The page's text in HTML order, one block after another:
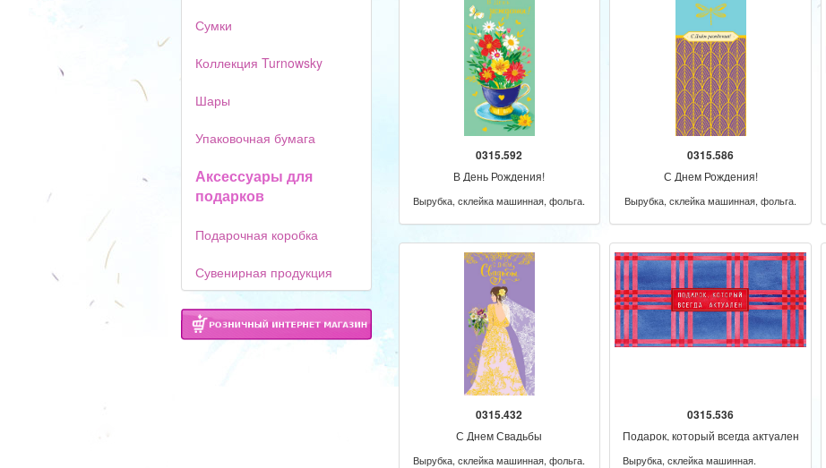
Сумки
Коллекция Turnowsky
Шары
Упаковочная бумага
Аксессуары для
подарков
Подарочная коробка
Сувенирная продукция
0315.592
В День Рождения!
Вырубка, склейка машинная, фольга.
0315.586
С Днем Рождения!
Вырубка, склейка машинная, фольга.
0315.432
С Днем Свадьбы
Вырубка, склейка машинная, фольга.
0315.536
Подарок, который всегда актуален
Вырубка, склейка машинная.